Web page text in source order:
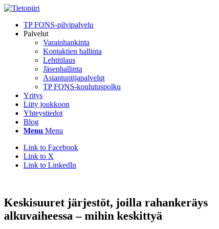
TP FONS-pilvipalvelu
Palvelut
Varainhankinta
Kontaktien hallinta
Lehtitilaus
Jäsenhallinta
Asiantuntijapalvelut
TP FONS-koulutuspolku
Yritys
Liity joukkoon
Yhteystiedot
Blog
Menu Menu
Link to Facebook
Link to X
Link to LinkedIn
Keskisuuret järjestöt, joilla rahankeräys
alkuvaiheessa – mihin keskittyä